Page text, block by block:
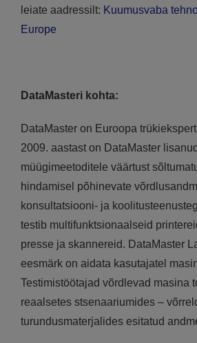
leiate aadressilt: Kuumusvaba
Europe
DataMasteri kohta:
DataMaster on Euroopa
2009. aastast on DataMaster
müügimeetoditele väärtust
hindamisel põhinevate
konsultatsiooni- ja
testib multifunktsionaalseid
presse ja skannereid. DataMaster
eesmärk on aidata kasutajatel
Testimistöötajad võrdlevad masina
reaalsetes stsenaariumides –
turundusmaterjalides esitatud